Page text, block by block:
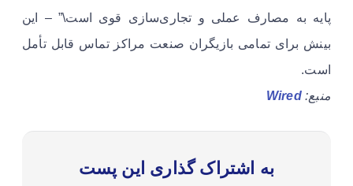
پایه به مصارف عملی و تجاری‌سازی قوی است\” – این
بینش برای تمامی بازیگران صنعت مراکز تماس قابل تأمل
است.
منبع:Wired
به اشتراک گذاری این پست